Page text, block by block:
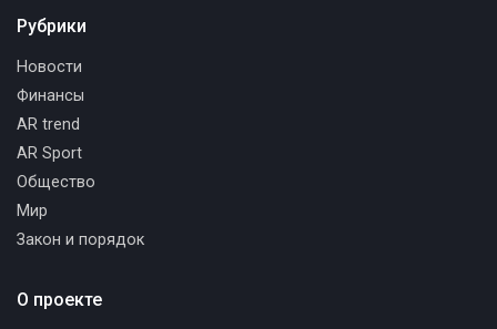
Рубрики
Новости
Финансы
AR trend
AR Sport
Общество
Мир
Закон и порядок
О проекте